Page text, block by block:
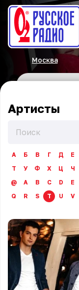
Москва
Артисты
А Б В Г Д Е
Т
У Ф Х Ц Ч
@
A B C D E
Q
R S T U V